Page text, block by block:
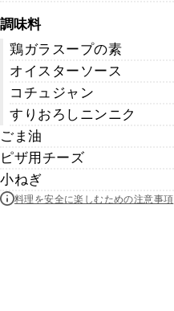
調味料
鶏ガラスープの素
オイスターソース
コチュジャン
すりおろしニンニク
ごま油
ピザ用チーズ
小ねぎ
料理を安全に楽しむための注意事項